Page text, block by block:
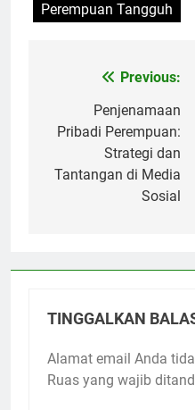
Perempuan Tangguh
NavigasiPrevious:
Penjenamaan
Pribadi Perempuan:
Strategi dan
Tantangan di Media
Sosial
TINGGALKAN
Alamat email Anda
Ruas yang wajib